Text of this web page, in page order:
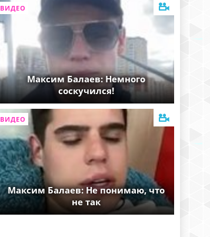
ВИДЕО
Максим Балаев: Немного
соскучился!
ВИДЕО
Максим Балаев: Не понимаю, что
не так